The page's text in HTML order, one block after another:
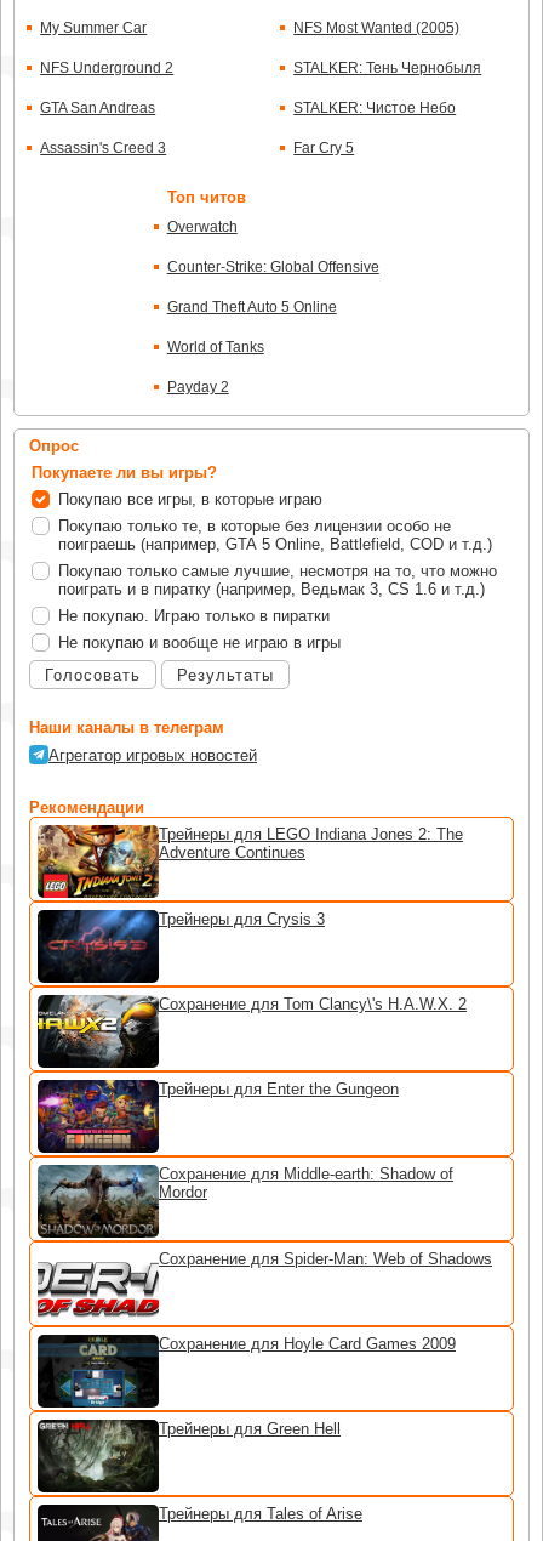
My Summer Car
NFS Underground 2
GTA San Andreas
Assassin's Creed 3
NFS Most Wanted (2005)
STALKER: Тень Чернобыля
STALKER: Чистое Небо
Far Cry 5
Топ читов
Overwatch
Counter-Strike: Global Offensive
Grand Theft Auto 5 Online
World of Tanks
Payday 2
Опрос
Покупаете ли вы игры?
Покупаю все игры, в которые играю
Покупаю только те, в которые без лицензии особо не
поиграешь (например, GTA 5 Online, Battlefield, COD и т.д.)
Покупаю только самые лучшие, несмотря на то, что можно
поиграть и в пиратку (например, Ведьмак 3, CS 1.6 и т.д.)
Не покупаю. Играю только в пиратки
Не покупаю и вообще не играю в игры
Голосовать
Результаты
Наши каналы в телеграм
Агрегатор игровых новостей
Рекомендации
Трейнеры для LEGO Indiana Jones 2: The
Adventure Continues
Трейнеры для Crysis 3
Сохранение для Tom Clancy\'s H.A.W.X. 2
Трейнеры для Enter the Gungeon
Сохранение для Middle-earth: Shadow of
Mordor
Сохранение для Spider-Man: Web of Shadows
Сохранение для Hoyle Card Games 2009
Трейнеры для Green Hell
Трейнеры для Tales of Arise